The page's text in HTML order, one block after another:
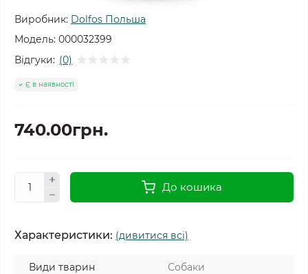
Виробник: Dolfos Польша
Модель: 000032399
Відгуки: (0)
Є в наявності
740.00грн.
До кошика
Характеристики: (дивитися всі)
Види тварин
Собаки